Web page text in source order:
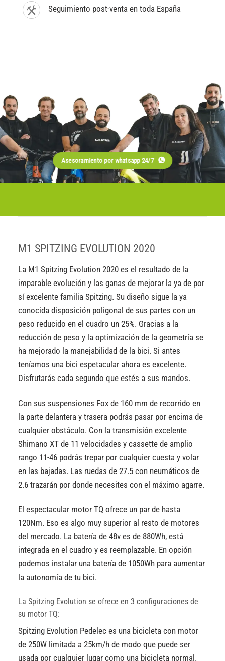
Seguimiento post-venta en toda España
Asesoramiento por whatsapp 24/7
M1 SPITZING EVOLUTION 2020
La M1 Spitzing Evolution 2020 es el resultado de la
imparable evolución y las ganas de mejorar la ya de por
sí excelente familia Spitzing. Su diseño sigue la ya
conocida disposición poligonal de sus partes con un
peso reducido en el cuadro un 25%. Gracias a la
reducción de peso y la optimización de la geometría se
ha mejorado la manejabilidad de la bici. Si antes
teníamos una bici espetacular ahora es excelente.
Disfrutarás cada segundo que estés a sus mandos.
Con sus suspensiones Fox de 160 mm de recorrido en
la parte delantera y trasera podrás pasar por encima de
cualquier obstáculo. Con la transmisión excelente
Shimano XT de 11 velocidades y cassette de amplio
rango 11-46 podrás trepar por cualquier cuesta y volar
en las bajadas. Las ruedas de 27.5 con neumáticos de
2.6 trazarán por donde necesites con el máximo agarre.
El espectacular motor TQ ofrece un par de hasta
120Nm. Eso es algo muy superior al resto de motores
del mercado. La batería de 48v es de 880Wh, está
integrada en el cuadro y es reemplazable. En opción
podemos instalar una batería de 1050Wh para aumentar
la autonomía de tu bici.
La Spitzing Evolution se ofrece en 3 configuraciones de
su motor TQ:
Spitzing Evolution Pedelec es una bicicleta con motor
de 250W limitada a 25km/h de modo que puede ser
usada por cualquier lugar como una bicicleta normal.